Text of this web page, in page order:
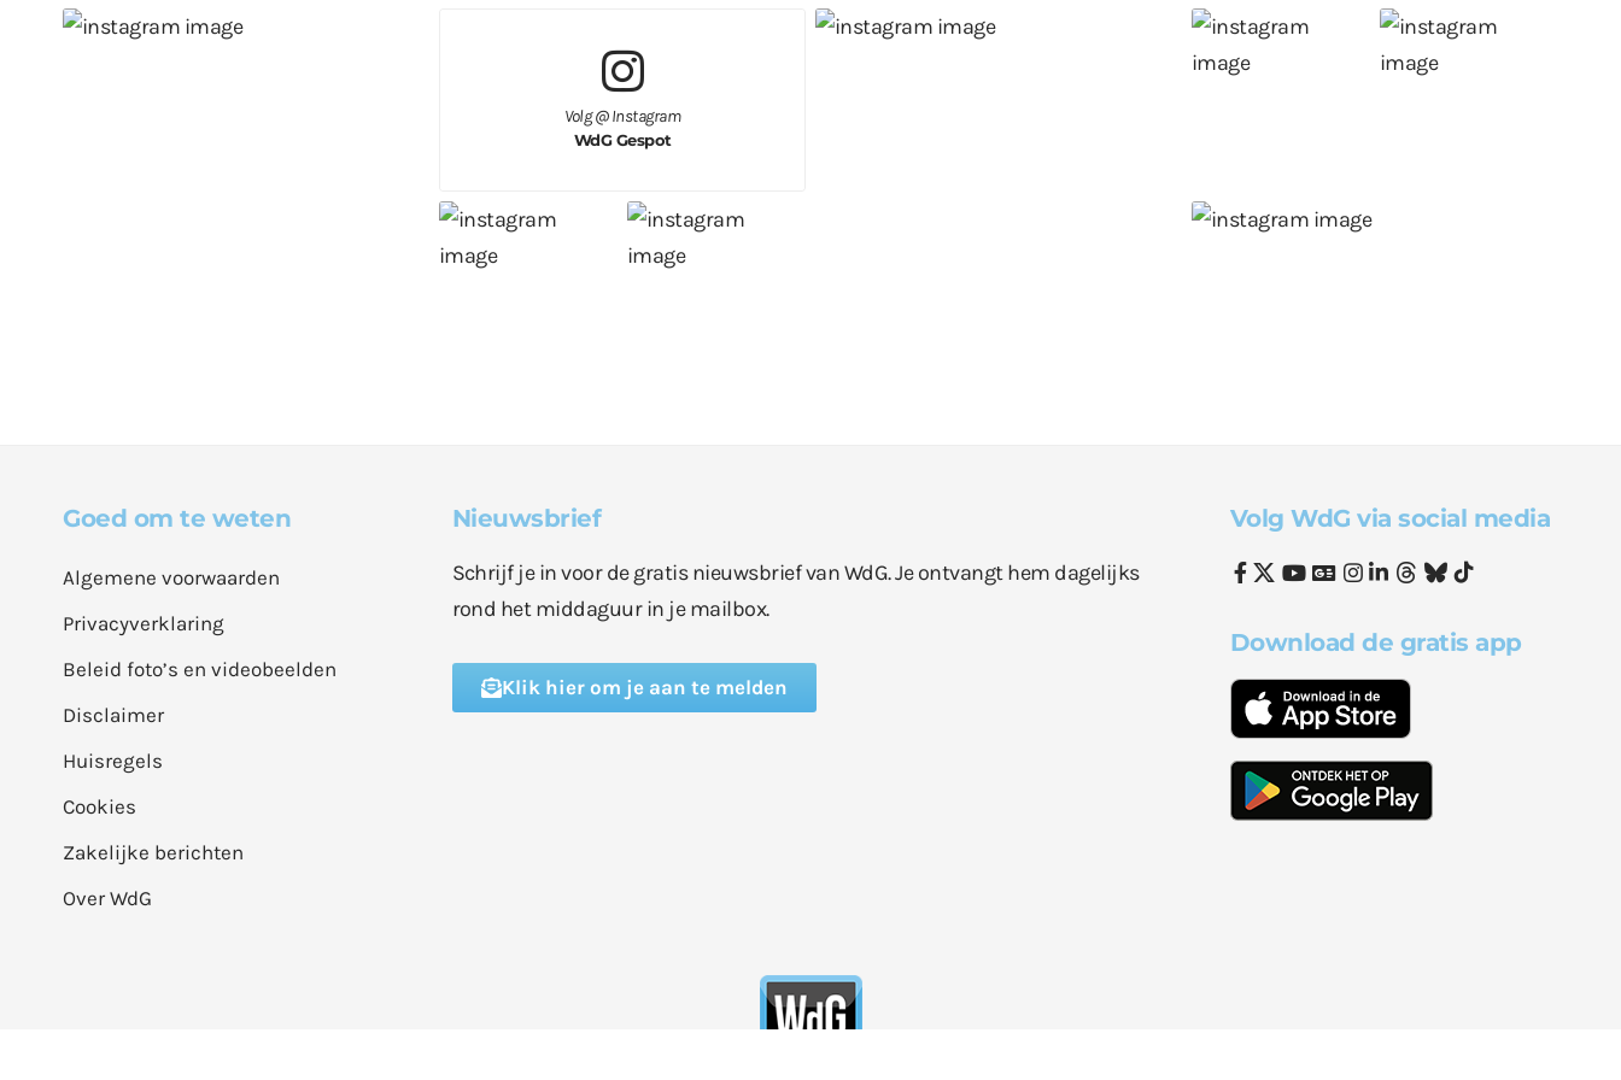
Volg @ Instagram
WdG Gespot
Goed om te weten
Algemene voorwaarden
Privacyverklaring
Beleid foto’s en videobeelden
Disclaimer
Huisregels
Cookies
Zakelijke berichten
Over WdG
Nieuwsbrief
Schrijf je in voor de gratis nieuwsbrief van WdG. Je ontvangt hem dagelijks
rond het middaguur in je mailbox.
Klik hier om je aan te melden
Volg WdG via social media
Download de gratis app